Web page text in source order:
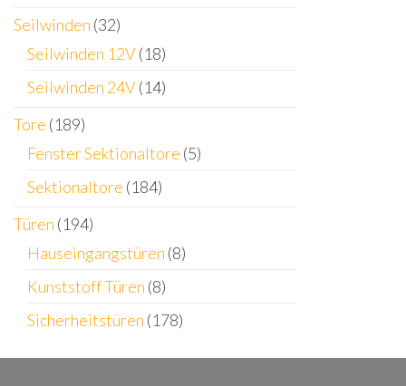
Seilwinden (32)
Seilwinden 12V(18)
Seilwinden 24V(14)
Tore (189)
Fenster Sektionaltore (5)
Sektionaltore (184)
Türen (194)
Hauseingangstüren (8)
Kunststoff Türen (8)
Sicherheitstüren (178)